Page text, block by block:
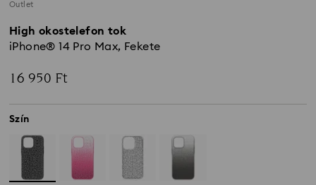
Outlet
High okostelefon tok
iPhone® 14 Pro Max, Fekete
16 950 Ft
Szín